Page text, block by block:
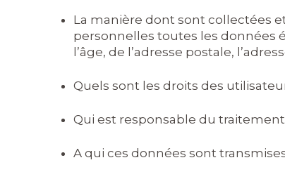
La manière dont sont collectées
personnelles toutes les données
l’âge, de l’adresse postale,
Quels sont les droits des
Qui est responsable du
A qui ces données sont